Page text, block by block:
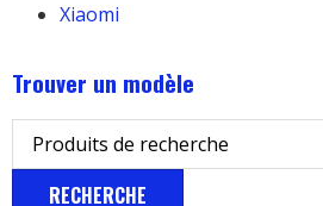
Xiaomi
Trouver un modèle
RECHERCHE